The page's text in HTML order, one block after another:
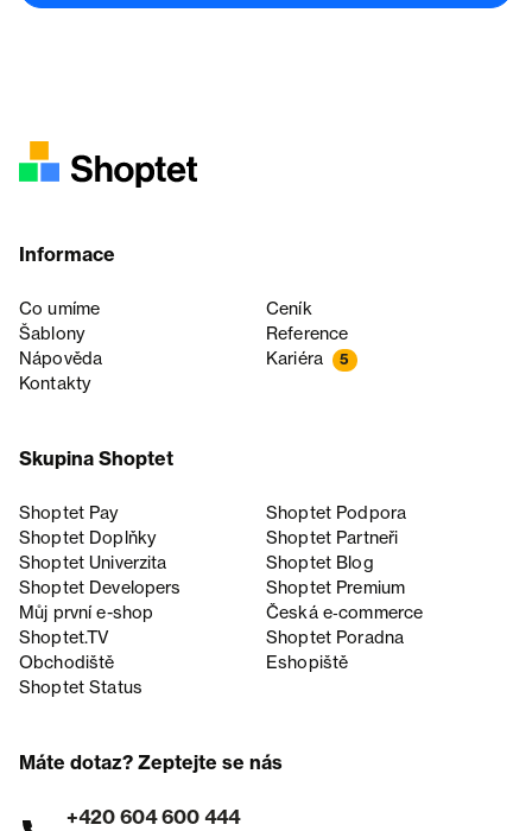
Informace
Co umíme
Ceník
Šablony
Reference
Nápověda
Kariéra 5
Kontakty
Skupina Shoptet
Shoptet Pay
Shoptet Podpora
Shoptet Doplňky
Shoptet Partneři
Shoptet Univerzita
Shoptet Blog
Shoptet Developers
Shoptet Premium
Můj první e-shop
Česká e‑commerce
Shoptet.TV
Shoptet Poradna
Obchodiště
Eshopiště
Shoptet Status
Máte dotaz? Zeptejte se nás
+420 604 600 444